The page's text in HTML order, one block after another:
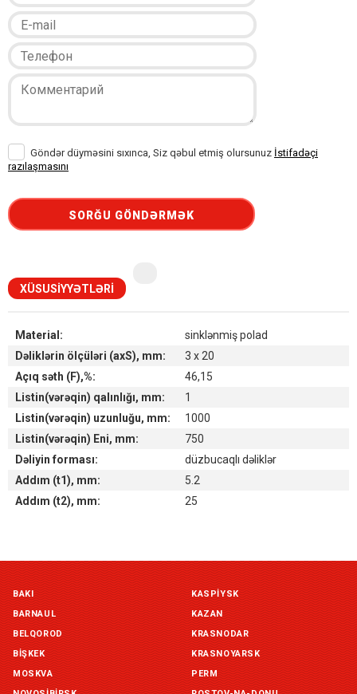
Göndər düyməsini sıxınca, Siz qəbul etmiş olursunuz İstifadəçi
razılaşmasını
SORĞU GÖNDƏRMƏK
XÜSUSIYYƏTLƏRI
Material:
sinklənmiş polad
Dəliklərin ölçüləri (axS), mm:
3 x 20
Açıq səth (F),%:
46,15
Listin(vərəqin) qalınlığı, mm:
1
Listin(vərəqin) uzunluğu, mm:
1000
Listin(vərəqin) Eni, mm:
750
Dəliyin forması:
düzbucaqlı dəliklər
Addım (t1), mm:
5.2
Addım (t2), mm:
25
Симферополь склад (г. Симферополь, ул. Монтажная, 33а)
in stock:not in stock
Склад ГП и товаров (г. Воронеж, ул. Красный Октябрь, 1а, )
in stock:not in stock
Склад Екатеринбург (г. Екатеринбург, ул. Бисертская, д.1)
BAKI
BARNAUL
BELQOROD
BIŞKEK
KASPIYSK
KAZAN
KRASNODAR
KRASNOYARSK
MOSKVA
PERM